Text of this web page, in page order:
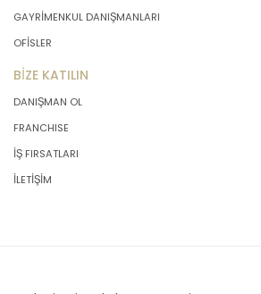
GAYRİMENKUL DANIŞMANLARI
OFİSLER
BİZE KATILIN
DANIŞMAN OL
FRANCHISE
İŞ FIRSATLARI
İLETİŞİM